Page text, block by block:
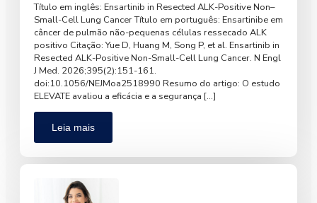
Título em inglês: Ensartinib in Resected ALK-Positive Non–
Small-Cell Lung Cancer Título em português: Ensartinibe em
câncer de pulmão não-pequenas células ressecado ALK
positivo Citação: Yue D, Huang M, Song P, et al. Ensartinib in
Resected ALK-Positive Non-Small-Cell Lung Cancer. N Engl
J Med. 2026;395(2):151-161.
doi:10.1056/NEJMoa2518990 Resumo do artigo: O estudo
ELEVATE avaliou a eficácia e a segurança […]
Leia mais